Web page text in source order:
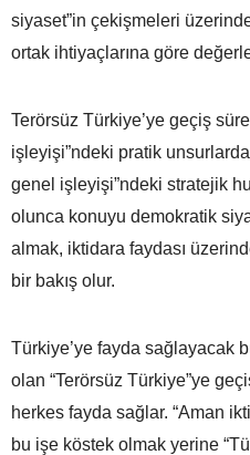
siyaset”in çekişmeleri
ortak ihtiyaçlarına göre
Terörsüz Türkiye’ye geçiş
işleyişi”ndeki pratik
genel işleyişi”ndeki stratejik
olunca konuyu demokratik
almak, iktidara faydası
bir bakış olur.
Türkiye’ye fayda sağlayacak
olan “Terörsüz Türkiye”ye
herkes fayda sağlar. “Aman
bu işe köstek olmak yerine